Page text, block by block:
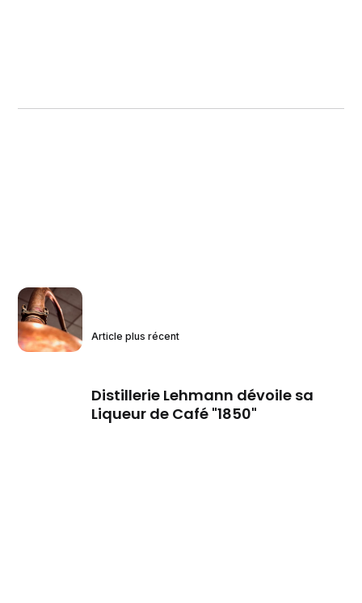
Article plus récent
Distillerie Lehmann dévoile sa
Liqueur de Café "1850"